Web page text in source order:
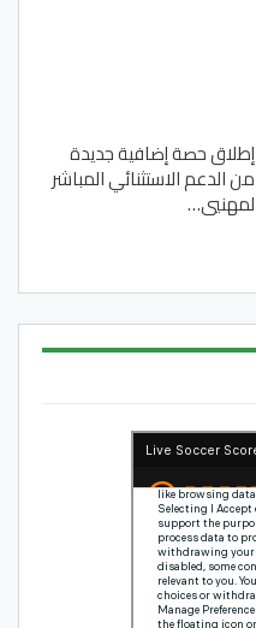
إطلاق حصة إضافية جديدة
من الدعم الاستثنائي المباشر
لمهنيي…